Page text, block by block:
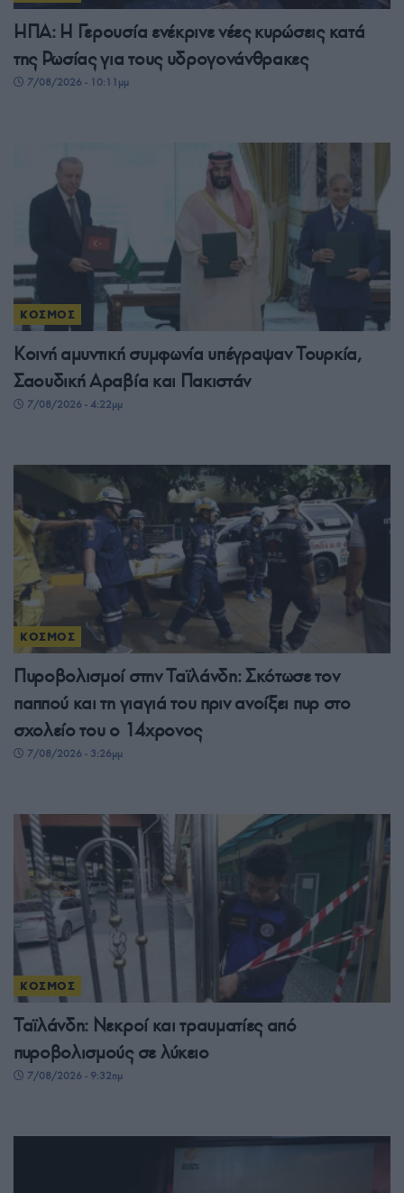
ΗΠΑ: Η Γερουσία ενέκρινε νέες κυρώσεις κατά
της Ρωσίας για τους υδρογονάνθρακες
7/08/2026 - 10:11μμ
ΚΟΣΜΟΣ
Κοινή αμυντική συμφωνία υπέγραψαν Τουρκία,
Σαουδική Αραβία και Πακιστάν
7/08/2026 - 4:22μμ
ΚΟΣΜΟΣ
Πυροβολισμοί στην Ταϊλάνδη: Σκότωσε τον
παππού και τη γιαγιά του πριν ανοίξει πυρ στο
σχολείο του ο 14χρονος
7/08/2026 - 3:26μμ
ΚΟΣΜΟΣ
Ταϊλάνδη: Νεκροί και τραυματίες από
πυροβολισμούς σε λύκειο
7/08/2026 - 9:32πμ